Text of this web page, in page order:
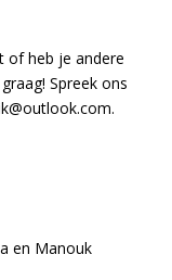
of heb je andere
Spreek ons
en Manouk